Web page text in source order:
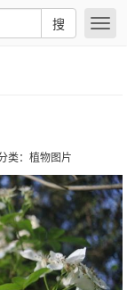
搜
类： 植物图片